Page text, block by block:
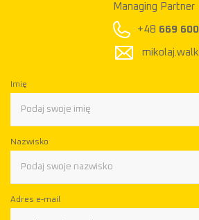
Managing Partner
669 600 797
mikolaj.walkowski@triflow.pl
Imię
Nazwisko
Adres e-mail